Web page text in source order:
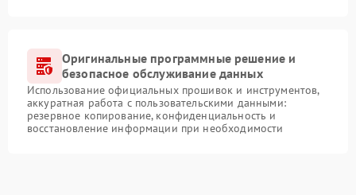
Оригинальные программные решение и
безопасное обслуживание данных
Использование официальных прошивок и инструментов,
аккуратная работа с пользовательскими данными:
резервное копирование, конфиденциальность и
восстановление информации при необходимости